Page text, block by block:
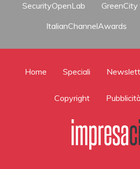
SecurityOpenLab
GreenCity
ItalianChannelAwards
Home Speciali
Copyright Pubblicità